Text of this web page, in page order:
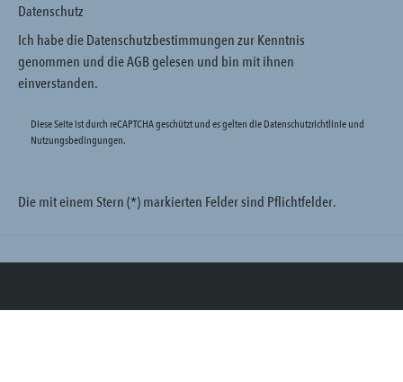
Datenschutz
Ich habe dieDatenschutzbestimmungenzur Kenntnis
genommen und dieAGBgelesen und bin mit ihnen
einverstanden.
Diese Seite ist durch reCAPTCHA geschützt und es gelten dieDatenschutzrichtlinieund
Nutzungsbedingungen.
Die mit einem Stern (*) markierten Felder sind Pflichtfelder.